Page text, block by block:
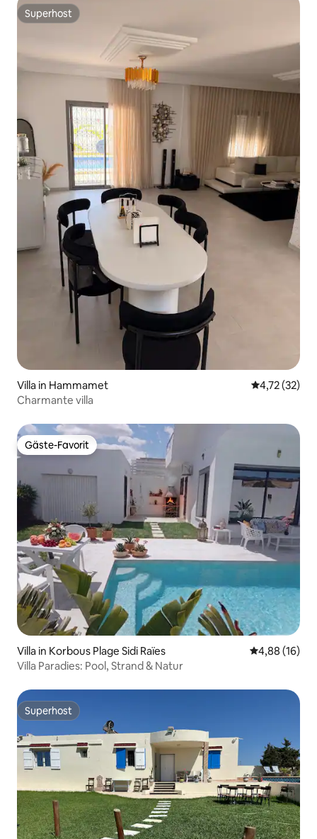
Superhost
Superhost
Villa in Hammamet
4,72 (32)
Charmante villa
Gäste-Favorit
Gäste-Favorit
Villa in Korbous Plage Sidi Raïes
4,88 (16)
Villa Paradies: Pool, Strand & Natur
Superhost
Superhost